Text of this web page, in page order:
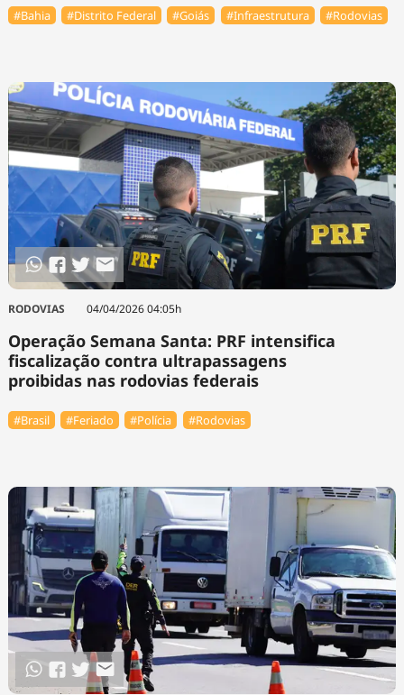
#Bahia #Distrito Federal #Goiás #Infraestrutura #Rodovias
RODOVIAS 04/04/2026 04:05h
Operação Semana Santa: PRF intensifica
fiscalização contra ultrapassagens
proibidas nas rodovias federais
#Brasil #Feriado #Polícia #Rodovias